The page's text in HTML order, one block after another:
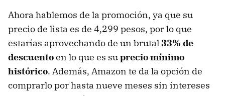
Ahora hablemos de la promoción, ya que su
precio de lista es de 4,299 pesos, por lo que
estarías aprovechando de un brutal33% de
descuentoen lo que es suprecio mínimo
histórico. Además, Amazon te da la opción de
comprarlo por hasta nueve meses sin intereses